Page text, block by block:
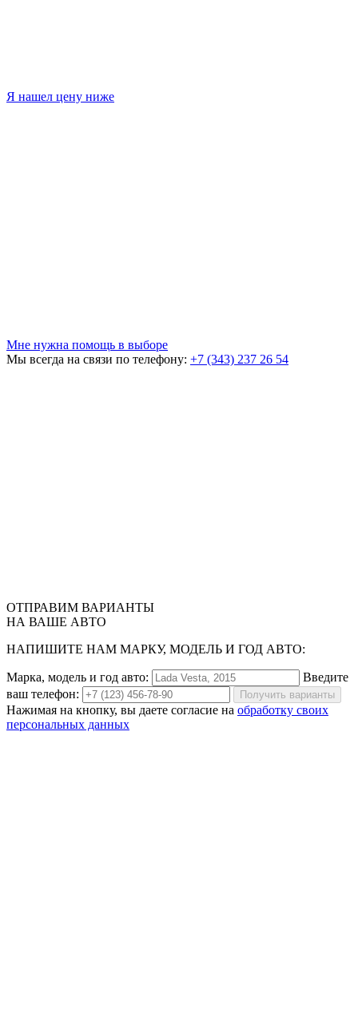
Я нашел цену ниже
Мне нужна помощь в выборе
Мы всегда на связи по телефону: +7 (343) 237 26 54
ОТПРАВИМ ВАРИАНТЫ
НА ВАШЕ АВТО
НАПИШИТЕ НАМ МАРКУ, МОДЕЛЬ И ГОД АВТО:
Марка, модель и год авто:
Введите
ваш телефон:
Получить варианты
Нажимая на кнопку, вы даете согласие на обработку своих
персональных данных